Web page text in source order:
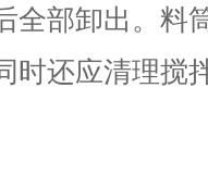
全部卸出。料
时还应清理搅